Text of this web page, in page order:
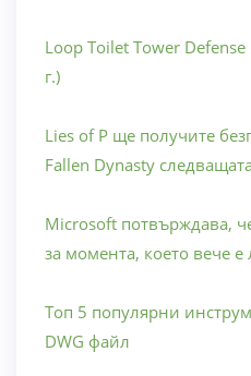
Loop Toilet Tower
г.)
Lies of P ще получите
Fallen Dynasty
Microsoft потвърждава,
за момента, което вече
Топ 5 популярни
DWG файл